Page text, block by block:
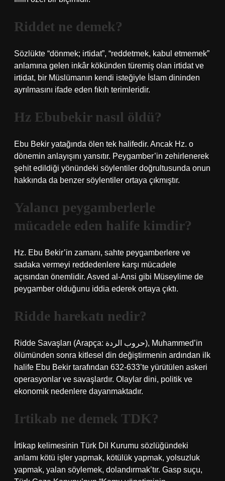
Riddet ne demek?
Sözlükte “dönmek; irtidat”, “reddetmek, kabul etmemek”
anlamına gelen inkâr kökünden türemiş olan irtidat ve
irtidat, bir Müslümanın kendi isteğiyle İslam dininden
ayrılmasını ifade eden fıkıh terimleridir.
Hz Ebubekir nasıl öldü?
Ebu Bekir yatağında ölen tek halifedir. Ancak Hz. o
dönemin anlayışını yansıtır. Peygamber’in zehirlenerek
şehit edildiği yönündeki söylentiler doğrultusunda onun
hakkında da benzer söylentiler ortaya çıkmıştır.
Yalancı peygamberlerle
mücadele eden halife kimdir?
Hz. Ebu Bekir’in zamanı, sahte peygamberlere ve
sadaka vermeyi reddedenlere karşı mücadele
açısından önemlidir. Asved al-Ansi gibi Müseylime de
peygamber olduğunu iddia ederek ortaya çıktı.
Ridde harekatı nedir?
Ridde Savaşları (Arapça: حروب الردة), Muhammed’in
ölümünden sonra kitlesel din değiştirmenin ardından ilk
halife Ebu Bekir tarafından 632-633’te yürütülen askeri
operasyonlar ve savaşlardır. Olaylar dini, politik ve
ekonomik nedenlere dayanmaktadır.
Irtikab ne demek TDK?
İrtikap kelimesinin Türk Dil Kurumu sözlüğündeki
anlamı kötü işler yapmak, kötülük yapmak, yolsuzluk
yapmak, yalan söylemek, dolandırmak’tır. Gasp suçu,